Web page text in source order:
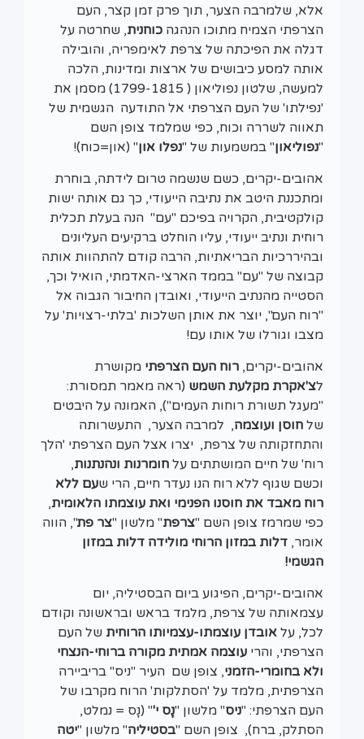
אלא, שלמרבה הצער, תוך פרק זמן קצר, העם
הצרפתי הצמיח מתוכו הנהגה כוחנית, שחרטה על
דגלה את הפיכתה של צרפת לאימפריה, והובילה
אותה למסע כיבושים של ארצות ומדינות, הלכה
למעשה, שלטון נפוליאון ( 1799-1815) מסמן את
'נפילתו' של העם הצרפתי אל התודעה הגשמית של
תאווה לשררה וכוח, כפי שמלמד צופן השם
"נפוליאון" במשמעות של "נפלו און" (און=כוח)!
אהובים-יקרים, כשם שנשמה טרום לידתה, בוחרת
ומתכננת היטב את נתיבה הייעודי, כך גם אותה ישות
קולקטיבית, הקרויה בפיכם "עם" הנה בעלת תכלית
רוחית ונתיב ייעודי, עליו הוחלט ברקיעים העליונים
ובהיררכיות הבריאתיות, הרבה קודם להתהוות אותה
קבוצה של "עם" בממד הארצי-האדמתי, הואיל וכך,
הסטייה מהנתיב הייעודי, ואובדן החיבור הגבוה אל
"רוח העם", יוצר את אותן השלכות 'בלתי-רצויות' על
מצבו וגורלו של אותו עם!
אהובים-יקרים, רוח העם הצרפתי מקושרת
לצ'אקרת מקלעת השמש (ראה מאמר תמסורת:
"מעגל תשורת רוחות העמים"), האמונה על היבטים
של חוסן ועוצמה, למרבה הצער, התעשרותה
והתחזקותה של צרפת, יצרו אצל העם הצרפתי 'הלך
רוח' של חיים המושתתים על חומרנות ונהנתנות,
וכשם שגוף ללא רוח הנו נעדר חיים, הרי שעם ללא
רוח מאבד את חוסנו הפנימי ואת עוצמתו הלאומית,
כפי שמרמז צופן השם "צרפת" מלשון "צר פת", הווה
אומר, דלות במזון הרוחי מולידה דלות במזון
הגשמי!
אהובים-יקרים, הפיגוע ביום הבסטיליה, יום
עצמאותה של צרפת, מלמד בראש ובראשונה וקודם
לכל, על אובדן עוצמתו-עצמיותו הרוחית של העם
הצרפתי, והרי עוצמה אמתית מקורה ברוחי-הנצחי
ולא בחומרי-הזמני, צופן שם העיר "ניס" בריביירה
הצרפתית, מלמד על 'הסתלקות' הרוח מקרבו של
העם הצרפתי: "ניס" מלשון "נָס י'" (נָס = נמלט,
הסתלק, ברח), צופן השם "בסטיליה" מלשון "יטה